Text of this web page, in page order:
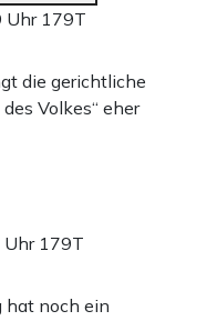
Uhr 179T
die gerichtliche
Volkes“ eher
Uhr 179T
hat noch ein